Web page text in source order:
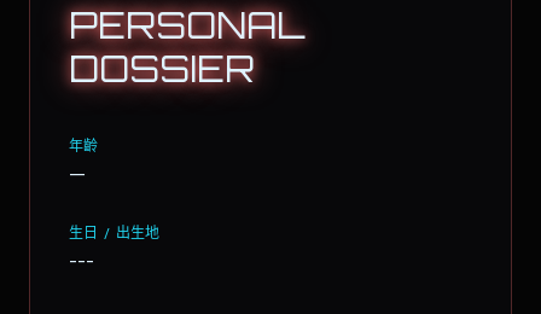
PERSONAL
DOSSIER
年齡
—
生日 / 出生地
---